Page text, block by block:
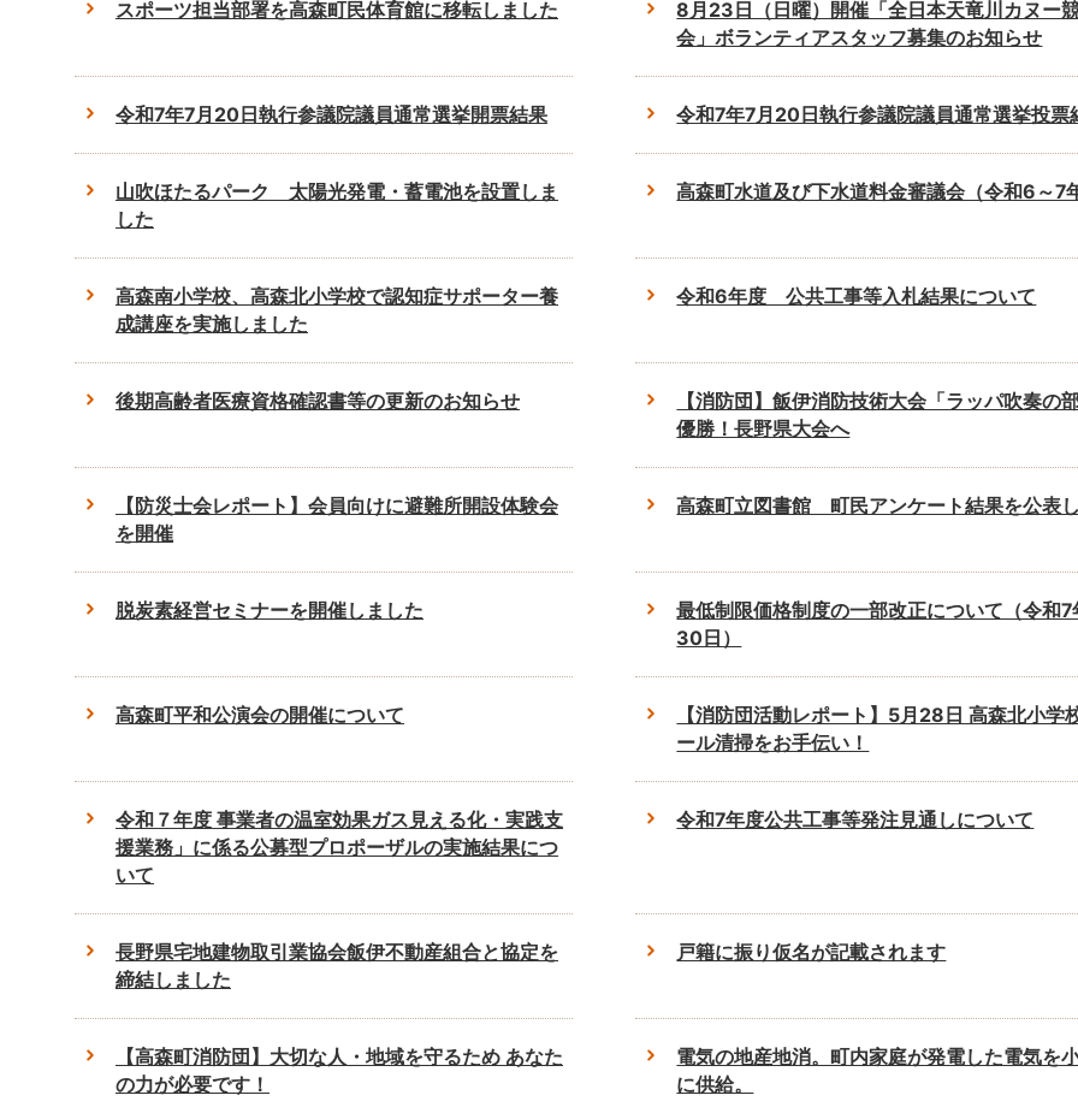
スポーツ担当部署を高森町民体育館に移転しました
8月23日（日曜）開催「全日本天竜川カヌー
会」ボランティアスタッフ募集のお知らせ
令和7年7月20日執行参議院議員通常選挙開票結果 令和7年7月20日執行参議院議員通常選挙投票
山吹ほたるパーク 太陽光発電・蓄電池を設置しま
した
高森町水道及び下水道料金審議会（令和6～7
高森南小学校、高森北小学校で認知症サポーター養
成講座を実施しました
令和6年度 公共工事等入札結果について
後期高齢者医療資格確認書等の更新のお知らせ
【消防団】飯伊消防技術大会「ラッパ吹奏の
優勝！長野県大会へ
【防災士会レポート】会員向けに避難所開設体験会
を開催
高森町立図書館 町民アンケート結果を公表
脱炭素経営セミナーを開催しました
最低制限価格制度の一部改正について（令和7
30日）
高森町平和公演会の開催について
【消防団活動レポート】5月28日 高森北小学
ール清掃をお手伝い！
令和７年度 事業者の温室効果ガス見える化・実践支
援業務」に係る公募型プロポーザルの実施結果につ
いて
令和7年度公共工事等発注見通しについて
長野県宅地建物取引業協会飯伊不動産組合と協定を
締結しました
戸籍に振り仮名が記載されます
【高森町消防団】大切な人・地域を守るため あなた
の力が必要です！
電気の地産地消。町内家庭が発電した電気を
に供給。